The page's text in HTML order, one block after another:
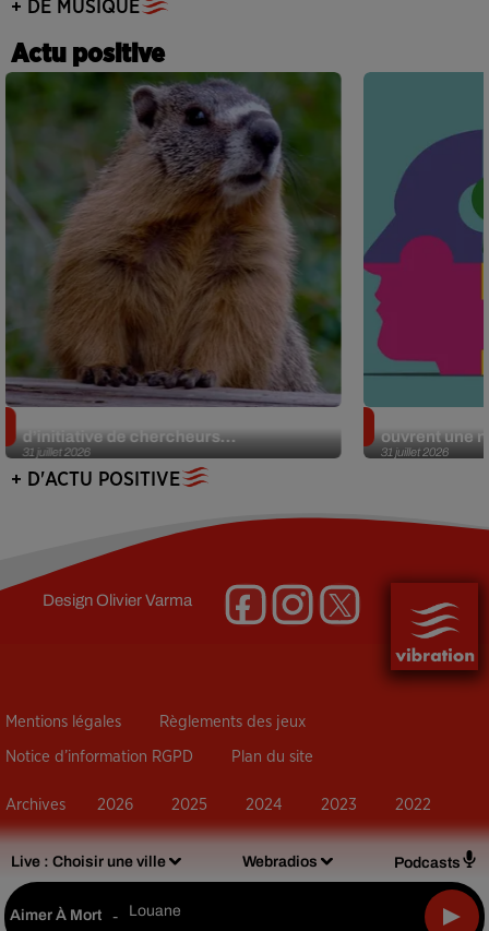
Live : Choisir une ville Webradios Podcasts
Aimer À Mort - Louane
+ DE MUSIQUE
Actu positive
31 juillet 2026
d’initiative de chercheurs...
31 juillet 2026
ouvrent une
+ D'ACTU POSITIVE
DesignOlivier Varma
Mentions légales Règlements des jeux
Notice d’information RGPD Plan du site
Archives 2026 2025 2024 2023 2022